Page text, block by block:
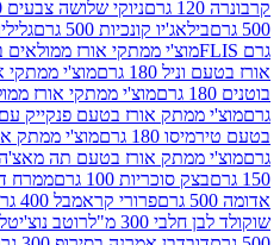
ניוקי שלושה צבעים 500 גרם
מיני
קונכיות 500 גרם
ממתקי אורז ממולאים בטעם שוקולד 180
גרם
מוצ'י ממתקי אורז
אורז בטעם פנקייק עם מייפל 180 גרם
גרם
אורז בטעם תה מאצ'ה וחלב 180 גרם
סוכריות 100 גרם
ממרח דובאי פטל חלבי
פרורי קראמבל 400 גרם
רוטב פירות
300 מ"ל
רוטב נוצ'יטלו חלבי 300 מ"ל